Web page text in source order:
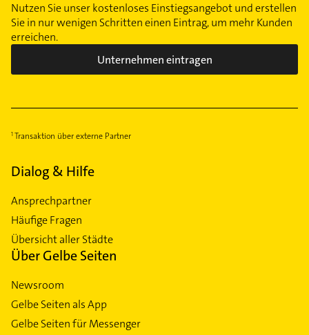
Nutzen Sie unser kostenloses Einstiegsangebot und erstellen
Sie in nur wenigen Schritten einen Eintrag, um mehr Kunden
erreichen.
Unternehmen eintragen
Transaktion über externe Partner
Dialog & Hilfe
Ansprechpartner
Häufige Fragen
Übersicht aller Städte
Über Gelbe Seiten
Newsroom
Gelbe Seiten als App
Gelbe Seiten für Messenger